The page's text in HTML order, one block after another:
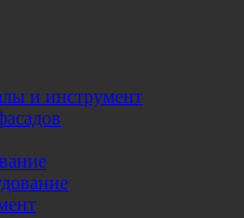
и инструмент